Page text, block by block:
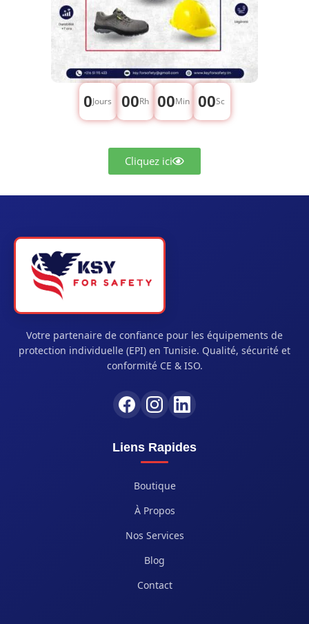
0Jours 00Rh 00Min 00Sc
Cliquez ici
Votre partenaire de confiance pour les équipements de
protection individuelle (EPI) en Tunisie. Qualité, sécurité et
conformité CE & ISO.
Liens Rapides
Boutique
À Propos
Nos Services
Blog
Contact